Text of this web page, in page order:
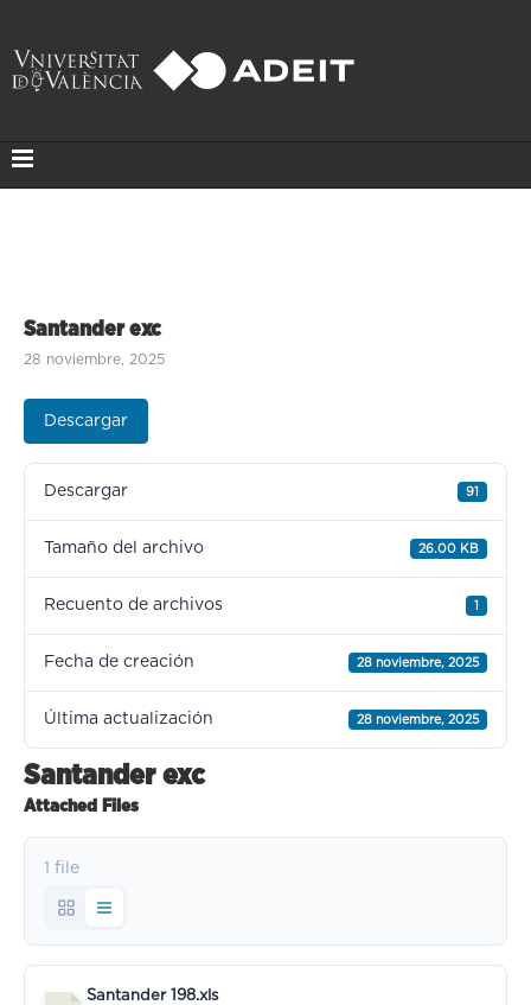
Santander exc
28 noviembre, 2025
Descargar
Descargar 91
Tamaño del archivo 26.00 KB
Recuento de archivos 1
Fecha de creación 28 noviembre, 2025
Última actualización 28 noviembre, 2025
Santander exc
Attached Files
1 file
Santander 198.xls